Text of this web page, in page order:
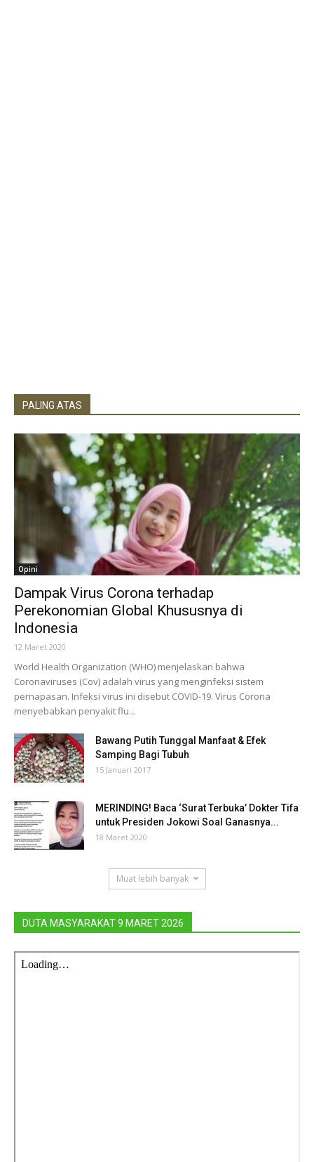
PALING ATAS
Opini
Dampak Virus Corona terhadap
Perekonomian Global Khususnya di
Indonesia
12 Maret 2020
World Health Organization (WHO) menjelaskan bahwa
Coronaviruses (Cov) adalah virus yang menginfeksi sistem
pernapasan. Infeksi virus ini disebut COVID-19. Virus Corona
menyebabkan penyakit flu...
Bawang Putih Tunggal Manfaat & Efek
Samping Bagi Tubuh
15 Januari 2017
MERINDING! Baca ‘Surat Terbuka’ Dokter Tifa
untuk Presiden Jokowi Soal Ganasnya...
18 Maret 2020
Muat lebih banyak
DUTA MASYARAKAT 9 MARET 2026